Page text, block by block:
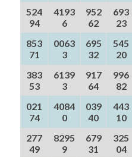
524
94
4193
6
952
62
693
23
853
71
0063
3
695
32
545
20
383
53
6139
3
917
64
996
82
021
74
4084
0
039
40
443
10
277
49
8295
9
679
31
325
04